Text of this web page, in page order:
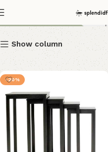
Satztisch
Show column
-20%